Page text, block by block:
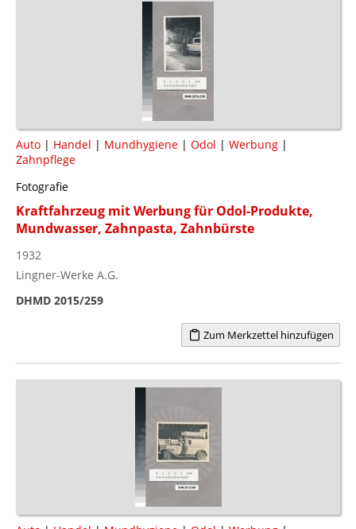
Auto | Handel | Mundhygiene | Odol | Werbung |
Zahnpflege
Fotografie
Kraftfahrzeug mit Werbung für Odol-Produkte,
Mundwasser, Zahnpasta, Zahnbürste
1932
Lingner-Werke A.G.
DHMD 2015/259
Zum Merkzettel hinzufügen